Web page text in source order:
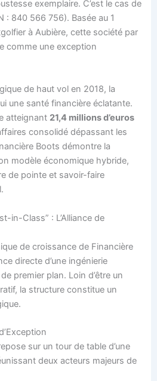
exemplaire. C’est le cas de
: 840 566 756). Basée au 1
à Aubière, cette société par
comme une exception
de haut vol en 2018, la
une santé financière éclatante.
atteignant 21,4 millions d’euros
consolidé dépassant les
Boots démontre la
modèle économique hybride,
de pointe et savoir-faire
in-Class” : L’Alliance de
de croissance de Financière
directe d’une ingénierie
premier plan. Loin d’être un
la structure constitue un
sur un tour de table d’une
deux acteurs majeurs de